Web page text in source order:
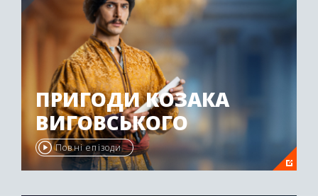
ПРИГОДИ КОЗАКА
ВИГОВСЬКОГО
Повні епізоди